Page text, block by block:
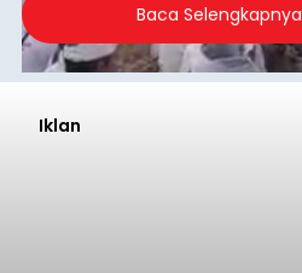
Baca Selengkapnya
Iklan